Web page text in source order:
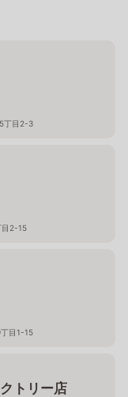
丁目2-3
目2-15
目1-15
トリー店